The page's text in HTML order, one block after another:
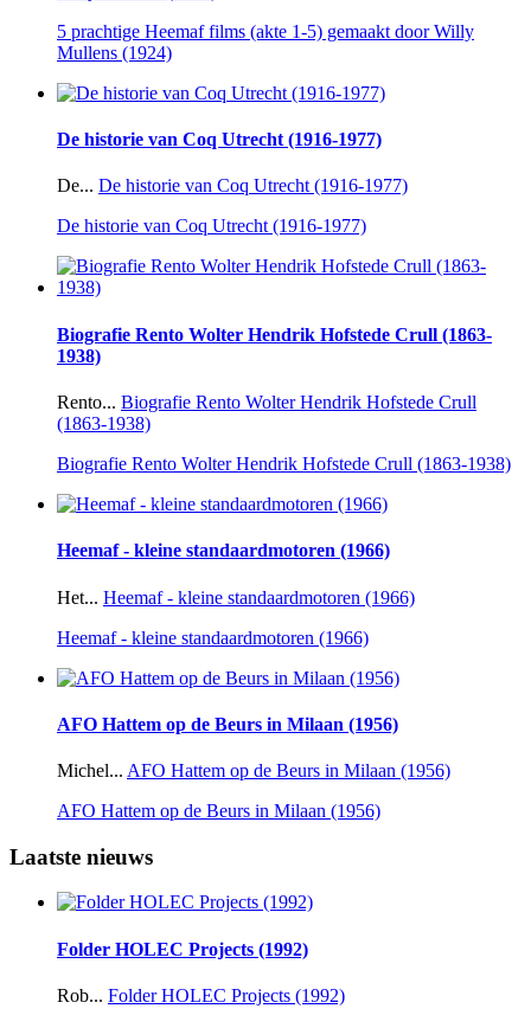
5 prachtige Heemaf films (akte 1-5) gemaakt door Willy
Mullens (1924)
De historie van Coq Utrecht (1916-1977)
De... De historie van Coq Utrecht (1916-1977)
De historie van Coq Utrecht (1916-1977)
Biografie Rento Wolter Hendrik Hofstede Crull (1863-
1938)
Rento... Biografie Rento Wolter Hendrik Hofstede Crull
(1863-1938)
Biografie Rento Wolter Hendrik Hofstede Crull (1863-1938)
Heemaf - kleine standaardmotoren (1966)
Het... Heemaf - kleine standaardmotoren (1966)
Heemaf - kleine standaardmotoren (1966)
AFO Hattem op de Beurs in Milaan (1956)
Michel... AFO Hattem op de Beurs in Milaan (1956)
AFO Hattem op de Beurs in Milaan (1956)
Laatste nieuws
Folder HOLEC Projects (1992)
Rob... Folder HOLEC Projects (1992)